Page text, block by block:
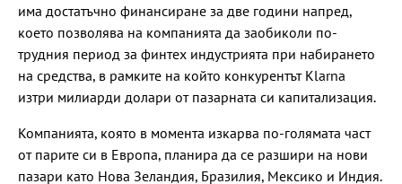
има достатъчно финансиране за две години напред,
което позволява на компанията да заобиколи по-
трудния период за финтех индустрията при набирането
на средства, в рамките на който конкурентът Klarna
изтри милиарди долари от пазарната си капитализация.
Компанията, която в момента изкарва по-голямата част
от парите си в Европа, планира да се разшири на нови
пазари като Нова Зеландия, Бразилия, Мексико и Индия.